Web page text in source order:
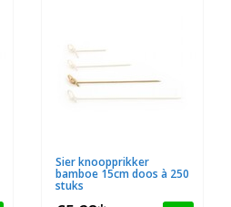
Sier knoopprikker
bamboe 15cm doos à 250
stuks